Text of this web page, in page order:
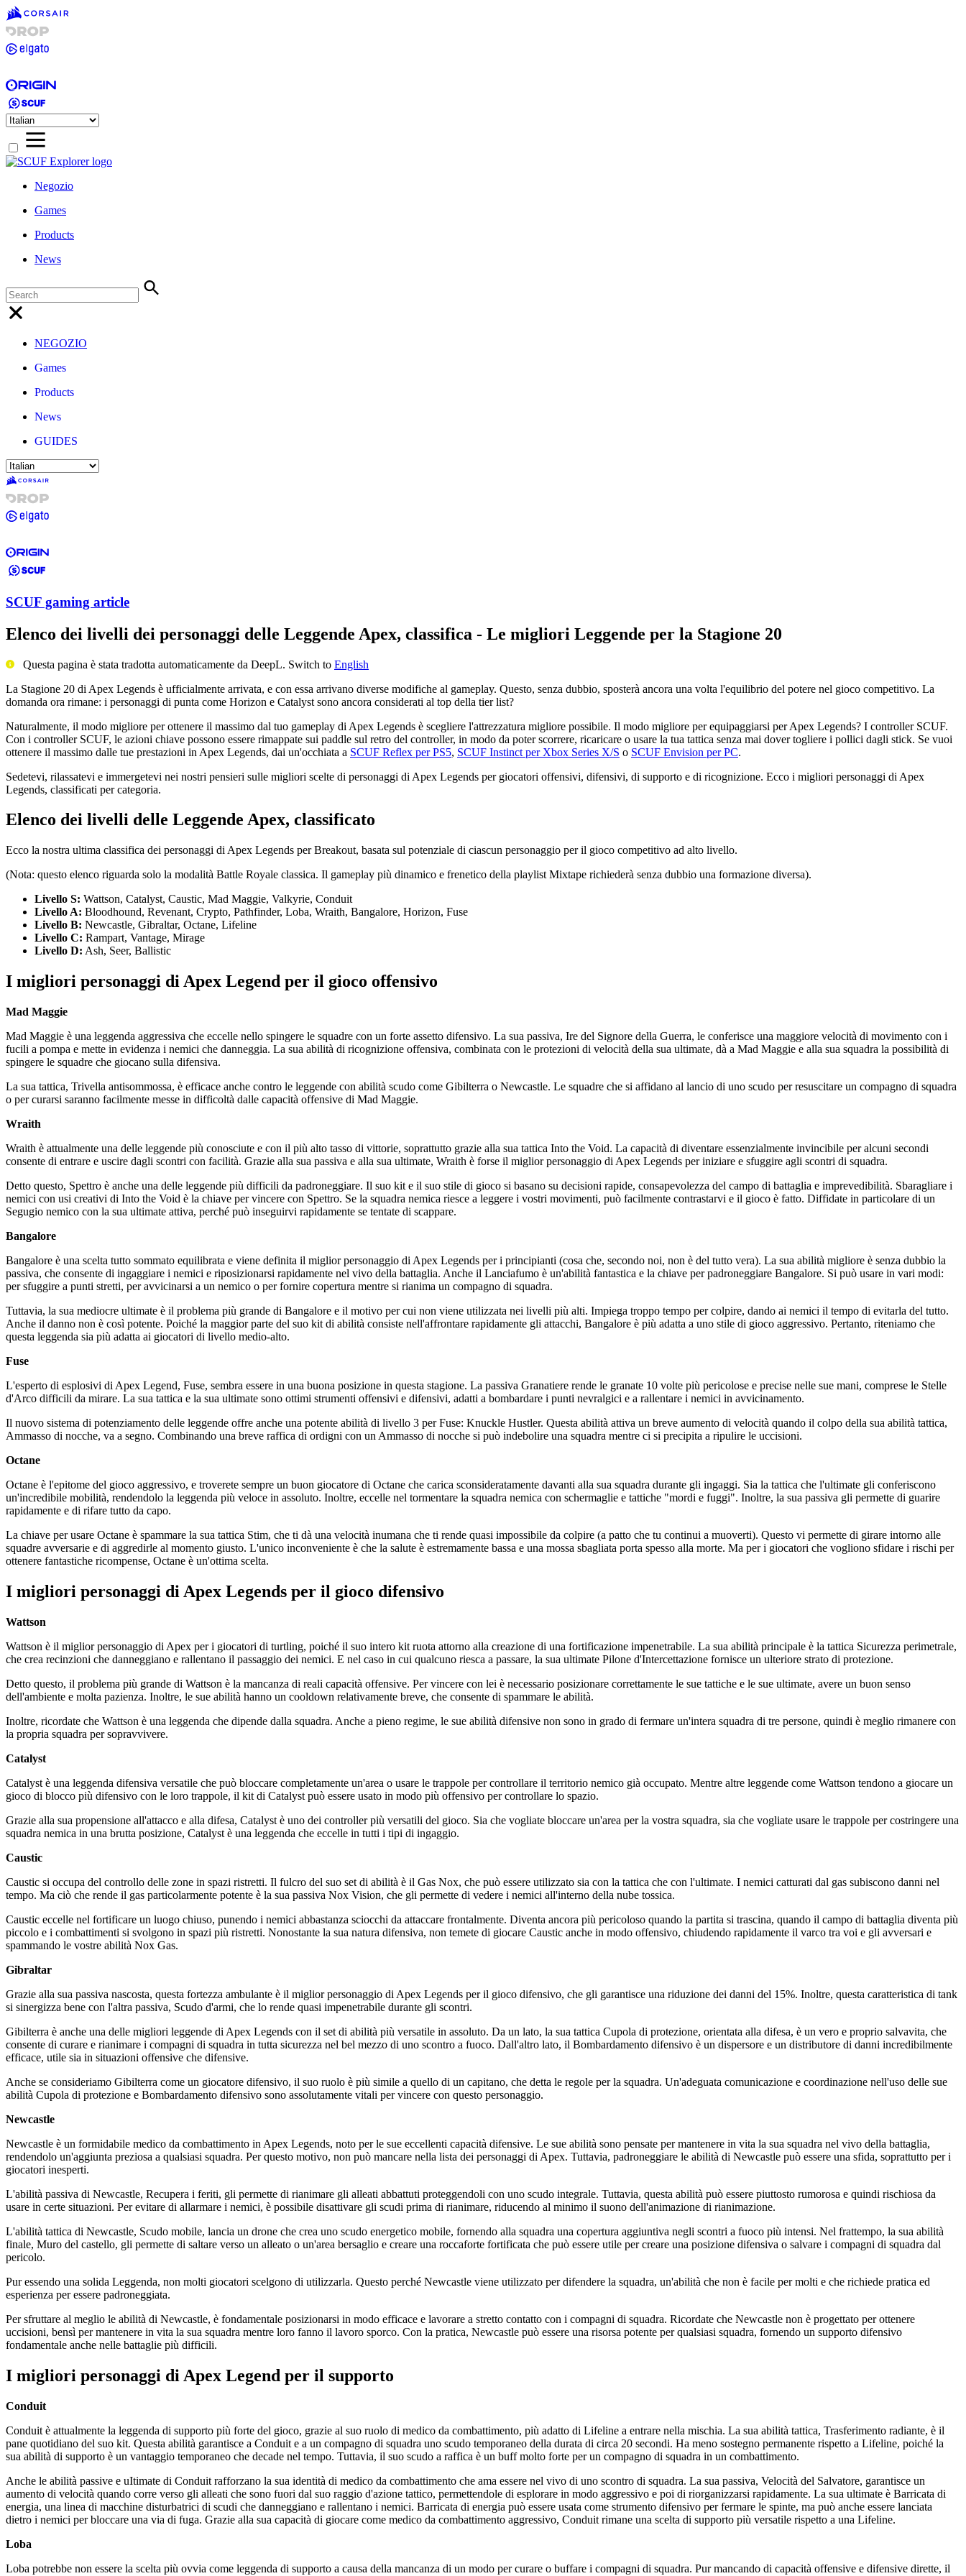
Negozio
Games
Products
News
NEGOZIO
Games
Products
News
GUIDES
SCUF gaming article
Elenco dei livelli dei personaggi delle Leggende Apex, classifica - Le migliori Leggende per la Stagione 20
Questa pagina è stata tradotta automaticamente da DeepL. Switch to English
La Stagione 20 di Apex Legends è ufficialmente arrivata, e con essa arrivano diverse modifiche al gameplay. Questo, senza dubbio, sposterà ancora una volta l'equilibrio del potere nel gioco competitivo. La
domanda ora rimane: i personaggi di punta come Horizon e Catalyst sono ancora considerati al top della tier list?
Naturalmente, il modo migliore per ottenere il massimo dal tuo gameplay di Apex Legends è scegliere l'attrezzatura migliore possibile. Il modo migliore per equipaggiarsi per Apex Legends? I controller SCUF.
Con i controller SCUF, le azioni chiave possono essere rimappate sui paddle sul retro del controller, in modo da poter scorrere, ricaricare o usare la tua tattica senza mai dover togliere i pollici dagli stick. Se vuoi
ottenere il massimo dalle tue prestazioni in Apex Legends, dai un'occhiata a SCUF Reflex per PS5, SCUF Instinct per Xbox Series X/S o SCUF Envision per PC.
Sedetevi, rilassatevi e immergetevi nei nostri pensieri sulle migliori scelte di personaggi di Apex Legends per giocatori offensivi, difensivi, di supporto e di ricognizione. Ecco i migliori personaggi di Apex
Legends, classificati per categoria.
Elenco dei livelli delle Leggende Apex, classificato
Ecco la nostra ultima classifica dei personaggi di Apex Legends per Breakout, basata sul potenziale di ciascun personaggio per il gioco competitivo ad alto livello.
(Nota: questo elenco riguarda solo la modalità Battle Royale classica. Il gameplay più dinamico e frenetico della playlist Mixtape richiederà senza dubbio una formazione diversa).
Livello S: Wattson, Catalyst, Caustic, Mad Maggie, Valkyrie, Conduit
Livello A: Bloodhound, Revenant, Crypto, Pathfinder, Loba, Wraith, Bangalore, Horizon, Fuse
Livello B: Newcastle, Gibraltar, Octane, Lifeline
Livello C: Rampart, Vantage, Mirage
Livello D: Ash, Seer, Ballistic
I migliori personaggi di Apex Legend per il gioco offensivo
Mad Maggie
Mad Maggie è una leggenda aggressiva che eccelle nello spingere le squadre con un forte assetto difensivo. La sua passiva, Ire del Signore della Guerra, le conferisce una maggiore velocità di movimento con i
fucili a pompa e mette in evidenza i nemici che danneggia. La sua abilità di ricognizione offensiva, combinata con le protezioni di velocità della sua ultimate, dà a Mad Maggie e alla sua squadra la possibilità di
spingere le squadre che giocano sulla difensiva.
La sua tattica, Trivella antisommossa, è efficace anche contro le leggende con abilità scudo come Gibilterra o Newcastle. Le squadre che si affidano al lancio di uno scudo per resuscitare un compagno di squadra
o per curarsi saranno facilmente messe in difficoltà dalle capacità offensive di Mad Maggie.
Wraith
Wraith è attualmente una delle leggende più conosciute e con il più alto tasso di vittorie, soprattutto grazie alla sua tattica Into the Void. La capacità di diventare essenzialmente invincibile per alcuni secondi
consente di entrare e uscire dagli scontri con facilità. Grazie alla sua passiva e alla sua ultimate, Wraith è forse il miglior personaggio di Apex Legends per iniziare e sfuggire agli scontri di squadra.
Detto questo, Spettro è anche una delle leggende più difficili da padroneggiare. Il suo kit e il suo stile di gioco si basano su decisioni rapide, consapevolezza del campo di battaglia e imprevedibilità. Sbaragliare i
nemici con usi creativi di Into the Void è la chiave per vincere con Spettro. Se la squadra nemica riesce a leggere i vostri movimenti, può facilmente contrastarvi e il gioco è fatto. Diffidate in particolare di un
Segugio nemico con la sua ultimate attiva, perché può inseguirvi rapidamente se tentate di scappare.
Bangalore
Bangalore è una scelta tutto sommato equilibrata e viene definita il miglior personaggio di Apex Legends per i principianti (cosa che, secondo noi, non è del tutto vera). La sua abilità migliore è senza dubbio la
passiva, che consente di ingaggiare i nemici e riposizionarsi rapidamente nel vivo della battaglia. Anche il Lanciafumo è un'abilità fantastica e la chiave per padroneggiare Bangalore. Si può usare in vari modi:
per sfuggire a punti stretti, per avvicinarsi a un nemico o per fornire copertura mentre si rianima un compagno di squadra.
Tuttavia, la sua mediocre ultimate è il problema più grande di Bangalore e il motivo per cui non viene utilizzata nei livelli più alti. Impiega troppo tempo per colpire, dando ai nemici il tempo di evitarla del tutto.
Anche il danno non è così potente. Poiché la maggior parte del suo kit di abilità consiste nell'affrontare rapidamente gli attacchi, Bangalore è più adatta a uno stile di gioco aggressivo. Pertanto, riteniamo che
questa leggenda sia più adatta ai giocatori di livello medio-alto.
Fuse
L'esperto di esplosivi di Apex Legend, Fuse, sembra essere in una buona posizione in questa stagione. La passiva Granatiere rende le granate 10 volte più pericolose e precise nelle sue mani, comprese le Stelle
d'Arco difficili da mirare. La sua tattica e la sua ultimate sono ottimi strumenti offensivi e difensivi, adatti a bombardare i punti nevralgici e a rallentare i nemici in avvicinamento.
Il nuovo sistema di potenziamento delle leggende offre anche una potente abilità di livello 3 per Fuse: Knuckle Hustler. Questa abilità attiva un breve aumento di velocità quando il colpo della sua abilità tattica,
Ammasso di nocche, va a segno. Combinando una breve raffica di ordigni con un Ammasso di nocche si può indebolire una squadra mentre ci si precipita a ripulire le uccisioni.
Octane
Octane è l'epitome del gioco aggressivo, e troverete sempre un buon giocatore di Octane che carica sconsideratamente davanti alla sua squadra durante gli ingaggi. Sia la tattica che l'ultimate gli conferiscono
un'incredibile mobilità, rendendolo la leggenda più veloce in assoluto. Inoltre, eccelle nel tormentare la squadra nemica con schermaglie e tattiche "mordi e fuggi". Inoltre, la sua passiva gli permette di guarire
rapidamente e di rifare tutto da capo.
La chiave per usare Octane è spammare la sua tattica Stim, che ti dà una velocità inumana che ti rende quasi impossibile da colpire (a patto che tu continui a muoverti). Questo vi permette di girare intorno alle
squadre avversarie e di aggredirle al momento giusto. L'unico inconveniente è che la salute è estremamente bassa e una mossa sbagliata porta spesso alla morte. Ma per i giocatori che vogliono sfidare i rischi per
ottenere fantastiche ricompense, Octane è un'ottima scelta.
I migliori personaggi di Apex Legends per il gioco difensivo
Wattson
Wattson è il miglior personaggio di Apex per i giocatori di turtling, poiché il suo intero kit ruota attorno alla creazione di una fortificazione impenetrabile. La sua abilità principale è la tattica Sicurezza perimetrale,
che crea recinzioni che danneggiano e rallentano il passaggio dei nemici. E nel caso in cui qualcuno riesca a passare, la sua ultimate Pilone d'Intercettazione fornisce un ulteriore strato di protezione.
Detto questo, il problema più grande di Wattson è la mancanza di reali capacità offensive. Per vincere con lei è necessario posizionare correttamente le sue tattiche e le sue ultimate, avere un buon senso
dell'ambiente e molta pazienza. Inoltre, le sue abilità hanno un cooldown relativamente breve, che consente di spammare le abilità.
Inoltre, ricordate che Wattson è una leggenda che dipende dalla squadra. Anche a pieno regime, le sue abilità difensive non sono in grado di fermare un'intera squadra di tre persone, quindi è meglio rimanere con
la propria squadra per sopravvivere.
Catalyst
Catalyst è una leggenda difensiva versatile che può bloccare completamente un'area o usare le trappole per controllare il territorio nemico già occupato. Mentre altre leggende come Wattson tendono a giocare un
gioco di blocco più difensivo con le loro trappole, il kit di Catalyst può essere usato in modo più offensivo per controllare lo spazio.
Grazie alla sua propensione all'attacco e alla difesa, Catalyst è uno dei controller più versatili del gioco. Sia che vogliate bloccare un'area per la vostra squadra, sia che vogliate usare le trappole per costringere una
squadra nemica in una brutta posizione, Catalyst è una leggenda che eccelle in tutti i tipi di ingaggio.
Caustic
Caustic si occupa del controllo delle zone in spazi ristretti. Il fulcro del suo set di abilità è il Gas Nox, che può essere utilizzato sia con la tattica che con l'ultimate. I nemici catturati dal gas subiscono danni nel
tempo. Ma ciò che rende il gas particolarmente potente è la sua passiva Nox Vision, che gli permette di vedere i nemici all'interno della nube tossica.
Caustic eccelle nel fortificare un luogo chiuso, punendo i nemici abbastanza sciocchi da attaccare frontalmente. Diventa ancora più pericoloso quando la partita si trascina, quando il campo di battaglia diventa più
piccolo e i combattimenti si svolgono in spazi più ristretti. Nonostante la sua natura difensiva, non temete di giocare Caustic anche in modo offensivo, chiudendo rapidamente il varco tra voi e gli avversari e
spammando le vostre abilità Nox Gas.
Gibraltar
Grazie alla sua passiva nascosta, questa fortezza ambulante è il miglior personaggio di Apex Legends per il gioco difensivo, che gli garantisce una riduzione dei danni del 15%. Inoltre, questa caratteristica di tank
si sinergizza bene con l'altra passiva, Scudo d'armi, che lo rende quasi impenetrabile durante gli scontri.
Gibilterra è anche una delle migliori leggende di Apex Legends con il set di abilità più versatile in assoluto. Da un lato, la sua tattica Cupola di protezione, orientata alla difesa, è un vero e proprio salvavita, che
consente di curare e rianimare i compagni di squadra in tutta sicurezza nel bel mezzo di uno scontro a fuoco. Dall'altro lato, il Bombardamento difensivo è un dispersore e un distributore di danni incredibilmente
efficace, utile sia in situazioni offensive che difensive.
Anche se consideriamo Gibilterra come un giocatore difensivo, il suo ruolo è più simile a quello di un capitano, che detta le regole per la squadra. Un'adeguata comunicazione e coordinazione nell'uso delle sue
abilità Cupola di protezione e Bombardamento difensivo sono assolutamente vitali per vincere con questo personaggio.
Newcastle
Newcastle è un formidabile medico da combattimento in Apex Legends, noto per le sue eccellenti capacità difensive. Le sue abilità sono pensate per mantenere in vita la sua squadra nel vivo della battaglia,
rendendolo un'aggiunta preziosa a qualsiasi squadra. Per questo motivo, non può mancare nella lista dei personaggi di Apex. Tuttavia, padroneggiare le abilità di Newcastle può essere una sfida, soprattutto per i
giocatori inesperti.
L'abilità passiva di Newcastle, Recupera i feriti, gli permette di rianimare gli alleati abbattuti proteggendoli con uno scudo integrale. Tuttavia, questa abilità può essere piuttosto rumorosa e quindi rischiosa da
usare in certe situazioni. Per evitare di allarmare i nemici, è possibile disattivare gli scudi prima di rianimare, riducendo al minimo il suono dell'animazione di rianimazione.
L'abilità tattica di Newcastle, Scudo mobile, lancia un drone che crea uno scudo energetico mobile, fornendo alla squadra una copertura aggiuntiva negli scontri a fuoco più intensi. Nel frattempo, la sua abilità
finale, Muro del castello, gli permette di saltare verso un alleato o un'area bersaglio e creare una roccaforte fortificata che può essere utile per creare una posizione difensiva o salvare i compagni di squadra dal
pericolo.
Pur essendo una solida Leggenda, non molti giocatori scelgono di utilizzarla. Questo perché Newcastle viene utilizzato per difendere la squadra, un'abilità che non è facile per molti e che richiede pratica ed
esperienza per essere padroneggiata.
Per sfruttare al meglio le abilità di Newcastle, è fondamentale posizionarsi in modo efficace e lavorare a stretto contatto con i compagni di squadra. Ricordate che Newcastle non è progettato per ottenere
uccisioni, bensì per mantenere in vita la sua squadra mentre loro fanno il lavoro sporco. Con la pratica, Newcastle può essere una risorsa potente per qualsiasi squadra, fornendo un supporto difensivo
fondamentale anche nelle battaglie più difficili.
I migliori personaggi di Apex Legend per il supporto
Conduit
Conduit è attualmente la leggenda di supporto più forte del gioco, grazie al suo ruolo di medico da combattimento, più adatto di Lifeline a entrare nella mischia. La sua abilità tattica, Trasferimento radiante, è il
pane quotidiano del suo kit. Questa abilità garantisce a Conduit e a un compagno di squadra uno scudo temporaneo della durata di circa 20 secondi. Ha meno sostegno permanente rispetto a Lifeline, poiché la
sua abilità di supporto è un vantaggio temporaneo che decade nel tempo. Tuttavia, il suo scudo a raffica è un buff molto forte per un compagno di squadra in un combattimento.
Anche le abilità passive e uItimate di Conduit rafforzano la sua identità di medico da combattimento che ama essere nel vivo di uno scontro di squadra. La sua passiva, Velocità del Salvatore, garantisce un
aumento di velocità quando corre verso gli alleati che sono fuori dal suo raggio d'azione tattico, permettendole di esplorare in modo aggressivo e poi di riorganizzarsi rapidamente. La sua ultimate è Barricata di
energia, una linea di macchine disturbatrici di scudi che danneggiano e rallentano i nemici. Barricata di energia può essere usata come strumento difensivo per fermare le spinte, ma può anche essere lanciata
dietro i nemici per bloccare una via di fuga. Grazie alla sua capacità di giocare come medico da combattimento aggressivo, Conduit rimane una scelta di supporto più versatile rispetto a una Lifeline.
Loba
Loba potrebbe non essere la scelta più ovvia come leggenda di supporto a causa della mancanza di un modo per curare o buffare i compagni di squadra. Pur mancando di capacità offensive e difensive dirette, il